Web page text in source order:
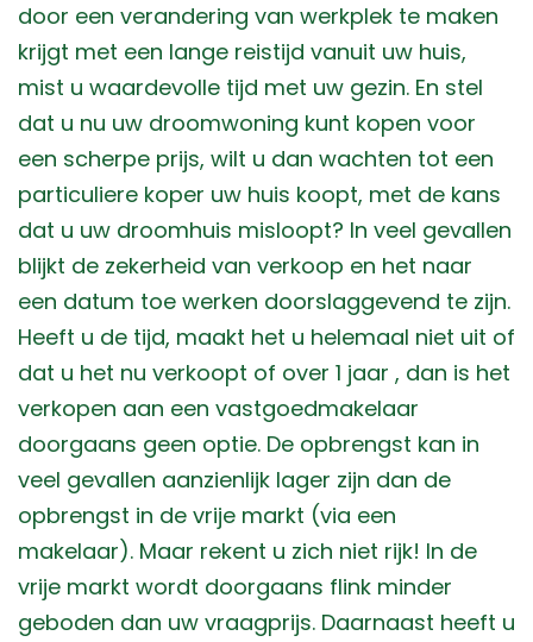
door een verandering van werkplek te maken
krijgt met een lange reistijd vanuit uw huis,
mist u waardevolle tijd met uw gezin. En stel
dat u nu uw droomwoning kunt kopen voor
een scherpe prijs, wilt u dan wachten tot een
particuliere koper uw huis koopt, met de kans
dat u uw droomhuis misloopt? In veel gevallen
blijkt de zekerheid van verkoop en het naar
een datum toe werken doorslaggevend te zijn.
Heeft u de tijd, maakt het u helemaal niet uit of
dat u het nu verkoopt of over 1 jaar , dan is het
verkopen aan een vastgoedmakelaar
doorgaans geen optie. De opbrengst kan in
veel gevallen aanzienlijk lager zijn dan de
opbrengst in de vrije markt (via een
makelaar). Maar rekent u zich niet rijk! In de
vrije markt wordt doorgaans flink minder
geboden dan uw vraagprijs. Daarnaast heeft u